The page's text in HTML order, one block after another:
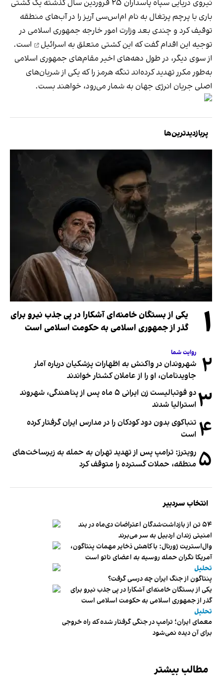
نیروی دریایی سپاه پاسداران ۲۵ فروردین سال گذشته یک کشتی
باری با پرچم پرتغال به نام ام‌اس‌سی ‌آریز را در آب‌های منطقه
توقیف کرد و چندی بعد وزارت امور خارجه جمهوری اسلامی در
توجیه این اقدام گفت که این کشتی متعلق به اسرائیل
است.
از سوی دیگر، در طول دهه‌های اخیر مقام‌های جمهوری اسلامی
به‌طور مکرر تهدید کرده‌اند تنگه هرمز را که یکی از شریان‌های
اصلی جریان انرژی جهان به شمار می‌رود، خواهند بست.
پربازدیدترین‌ها
۱
یکی از بستگان خامنه‌ای آشکارا در پی جذب نیرو برای
گذر از جمهوری اسلامی به حکومت اسلامی است
۲ روایت شما
شهروندان در واکنش به اظهارات پزشکیان درباره آمار
جاویدنامان، او را از عاملان کشتار خواندند
۳
دو فوتبالیست زن ایرانی ۵ ماه پس از پناهندگی، شهروند
استرالیا شدند
۴ تنباکوی بدون دود کودکان را در مدارس ایران گرفتار کرده
است
۵ رویترز: ترامپ پس از تهدید تهران به حمله به زیرساخت‌های
منطقه، حملات گسترده را متوقف کرد
انتخاب سردبیر
۵۴ تن از بازداشت‌شدگان اعتراضات دی‌ماه در بند
امنیتی زندان اردبیل به سر می‌برند
وال‌استریت ژورنال: با کاهش ذخایر مهمات پنتاگون،
آمریکا نگران حمله روسیه به اعضای ناتو‌ است
تحلیل
پنتاگون از جنگ ایران چه درسی گرفت؟
یکی از بستگان خامنه‌ای آشکارا در پی جذب نیرو برای
گذر از جمهوری اسلامی به حکومت اسلامی است
تحلیل
معمای ایران؛ ترامپ در جنگی گرفتار شده که راه خروجی
برای آن دیده نمی‌شود
مطالب بیشتر